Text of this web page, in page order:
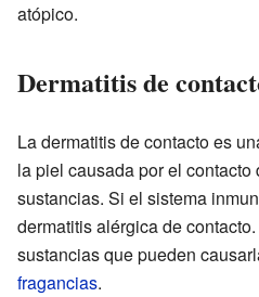
atópico.
Dermatitis de
La dermatitis de contacto es
la piel causada por el contacto
sustancias. Si el sistema
dermatitis alérgica de
sustancias que pueden
fragancias.